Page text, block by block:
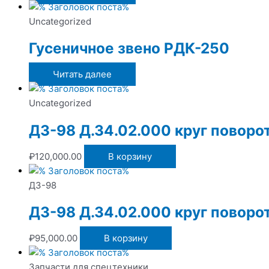
Uncategorized
Гусеничное звено РДК-250
Читать далее
Uncategorized
ДЗ-98 Д.34.02.000 круг
₽120,000.00 В корзину
ДЗ-98
ДЗ-98 Д.34.02.000 круг
₽95,000.00 В корзину